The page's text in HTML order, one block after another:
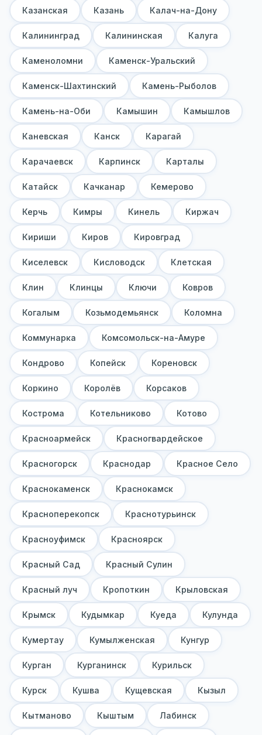
Казанская Казань Калач-на-Дону
Калининград Калининская Калуга
Каменоломни Каменск-Уральский
Каменск-Шахтинский Камень-Рыболов
Камень-на-Оби Камышин Камышлов
Каневская Канск Карагай
Карачаевск Карпинск Карталы
Катайск Качканар Кемерово
Керчь Кимры Кинель Киржач
Кириши Киров Кировград
Киселевск Кисловодск Клетская
Клин Клинцы Ключи Ковров
Когалым Козьмодемьянск Коломна
Коммунарка Комсомольск-на-Амуре
Кондрово Копейск Кореновск
Коркино Королёв Корсаков
Кострома Котельниково Котово
Красноармейск Красногвардейское
Красногорск Краснодар Красное Село
Краснокаменск Краснокамск
Красноперекопск Краснотурьинск
Красноуфимск Красноярск
Красный Сад Красный Сулин
Красный луч Кропоткин Крыловская
Крымск Кудымкар Куеда Кулунда
Кумертау Кумылженская Кунгур
Курган Курганинск Курильск
Курск Кушва Кущевская Кызыл
Кытманово Кыштым Лабинск